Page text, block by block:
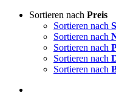
Sortieren nach Preis
Sortieren nach
Sortieren nach
Sortieren nach
Sortieren nach
Sortieren nach